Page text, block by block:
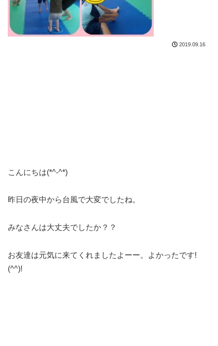
2019.09.16
こんにちは(*^-^*)
昨日の夜中から台風で大変でしたね。
みなさんは大丈夫でしたか？？
お友達は元気に来てくれましたよーー。よかったです!
(^^)!